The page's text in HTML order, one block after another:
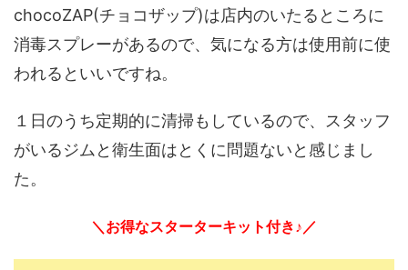
chocoZAP(チョコザップ)は店内のいたるところに
消毒スプレーがあるので、気になる方は使用前に使
われるといいですね。
１日のうち定期的に清掃もしているので、スタッフ
がいるジムと衛生面はとくに問題ないと感じまし
た。
＼お得なスターターキット付き♪／